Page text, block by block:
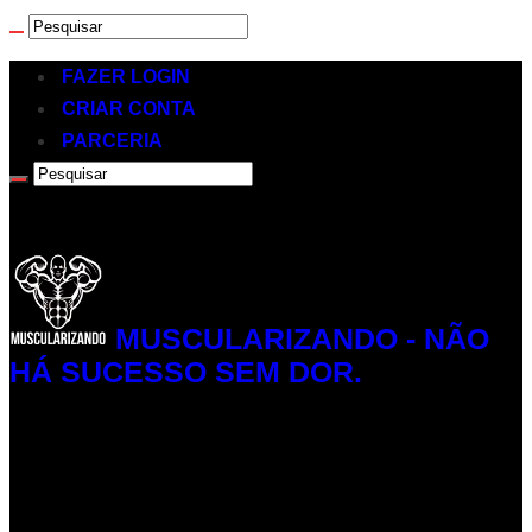
FAZER LOGIN
CRIAR CONTA
PARCERIA
MUSCULARIZANDO - NÃO
HÁ SUCESSO SEM DOR.